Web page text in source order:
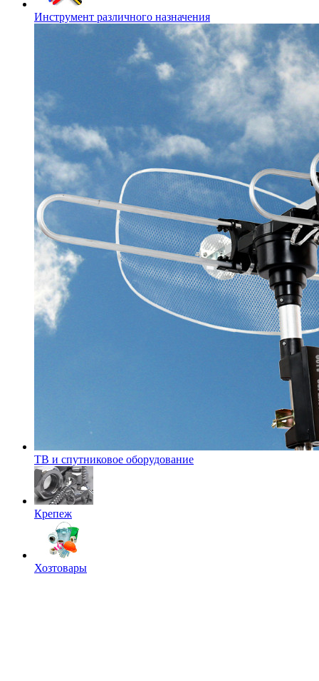
Инструмент различного назначения
ТВ и спутниковое оборудование
Крепеж
Хозтовары